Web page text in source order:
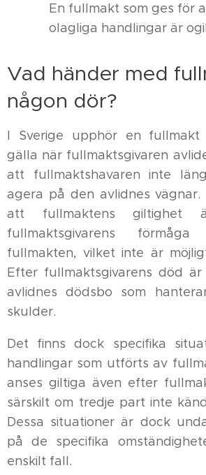
En fullmakt som ges för
olagliga handlingar är
Vad händer med
någon dör?
I Sverige upphör en
gälla när fullmaktsgivaren
att fullmaktshavaren inte
agera på den avlidnes
att fullmaktens giltighet
fullmaktsgivarens
fullmakten, vilket inte är
Efter fullmaktsgivarens död
avlidnes dödsbo som
skulder.
Det finns dock specifika
handlingar som utförts av
anses giltiga även efter
särskilt om tredje part inte
Dessa situationer är dock
på de specifika
enskilt fall.